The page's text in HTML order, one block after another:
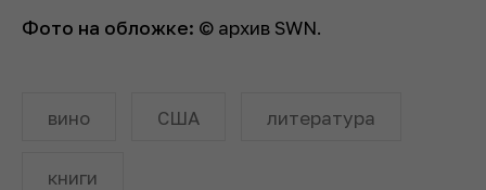
Фото на обложке: © архив SWN.
вино США литература
книги